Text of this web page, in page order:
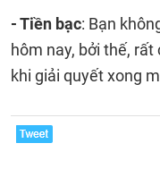
- Tiền bạc: Bạn
hôm nay, bởi thế,
khi giải quyết xong